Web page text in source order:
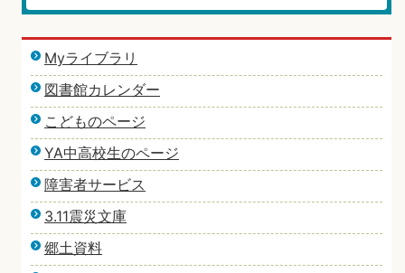
Myライブラリ
図書館カレンダー
こどものページ
YA中高校生のページ
障害者サービス
3.11震災文庫
郷土資料